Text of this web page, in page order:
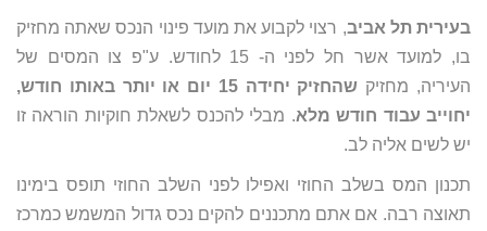
בעירית תל אביב, רצוי לקבוע את מועד פינוי הנכס שאתה מחזיק
בו, למועד אשר חל לפני ה- 15 לחודש. ע"פ צו המסים של
העיריה, מחזיק
שהחזיק יחידה 15 יום או יותר באותו חודש,
יחוייב עבוד חודש מלא. מבלי להכנס לשאלת חוקיות הוראה זו
יש לשים אליה לב.
תכנון המס בשלב החוזי ואפילו לפני השלב החוזי תופס בימינו
תאוצה רבה. אם אתם מתכננים להקים נכס גדול המשמש כמרכז